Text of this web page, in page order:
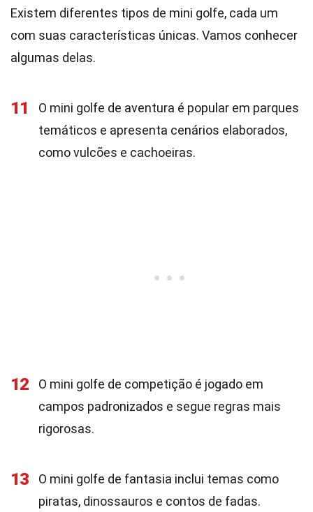
Existem diferentes tipos de mini golfe, cada um
com suas características únicas. Vamos conhecer
algumas delas.
11
O mini golfe de aventura é popular em parques
temáticos e apresenta cenários elaborados,
como vulcões e cachoeiras.
12
O mini golfe de competição é jogado em
campos padronizados e segue regras mais
rigorosas.
13
O mini golfe de fantasia inclui temas como
piratas, dinossauros e contos de fadas.